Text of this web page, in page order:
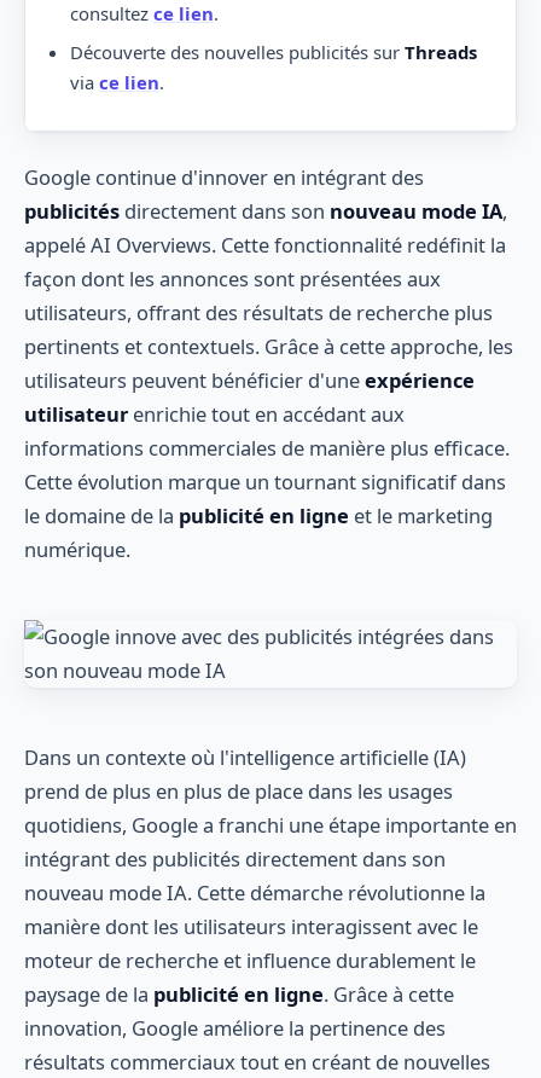
consultez ce lien.
Découverte des nouvelles publicités sur Threads
via ce lien.
Google continue d'innover en intégrant des
publicités directement dans son nouveau mode IA,
appelé AI Overviews. Cette fonctionnalité redéfinit la
façon dont les annonces sont présentées aux
utilisateurs, offrant des résultats de recherche plus
pertinents et contextuels. Grâce à cette approche, les
utilisateurs peuvent bénéficier d'uneexpérience
utilisateur enrichie tout en accédant aux
informations commerciales de manière plus efficace.
Cette évolution marque un tournant significatif dans
le domaine de la publicité en ligne et le marketing
numérique.
Dans un contexte où l'intelligence artificielle (IA)
prend de plus en plus de place dans les usages
quotidiens, Google a franchi une étape importante en
intégrant des publicités directement dans son
nouveau mode IA. Cette démarche révolutionne la
manière dont les utilisateurs interagissent avec le
moteur de recherche et influence durablement le
paysage de la publicité en ligne. Grâce à cette
innovation, Google améliore la pertinence des
résultats commerciaux tout en créant de nouvelles